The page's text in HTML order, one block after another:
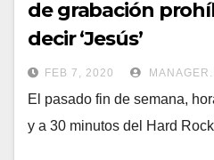
de grabación
decir ‘Jesús’
FEB 7, 2020
El pasado fin de semana,
y a 30 minutos del Hard